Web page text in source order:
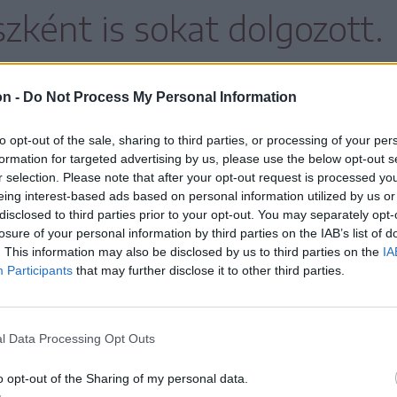
- Do Not Process My Personal Information
opt-out of the sale, sharing to third parties, or processing of your
for targeted advertising by us, please use the below opt-out
selection. Please note that after your opt-out request is processed
interest-based ads based on personal information utilized by us
to third parties prior to your opt-out. You may separately
of your personal information by third parties on the IAB’s list of
This information may also be disclosed by us to third parties on the
Participants that may further disclose it to other third parties.
Data Processing Opt Outs
opt-out of the Sharing of my personal data.
is sokat dolgozott.
(A Mester és Margarita); Hornyák Dávid
barát (Sok hűhó semmiért); Macduff
álom); Matyik Lajos (Titanic
(Tótferi); Prézli (Kék, kék, kék);
(Hat szereplő szerzőt keres);
(Hazámhazám); Samrajev (Siráj);
(A Nibelung-lakópark); Thézeusz
Übü papa (Übü király és a